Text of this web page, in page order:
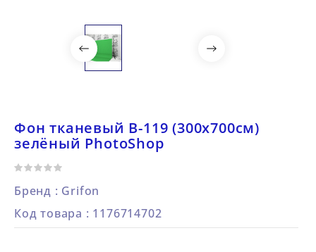
Фон тканевый B-119 (300х700см)
зелёный PhotoShop
Бренд : Grifon
Код товара : 1176714702